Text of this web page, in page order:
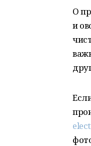
О
и